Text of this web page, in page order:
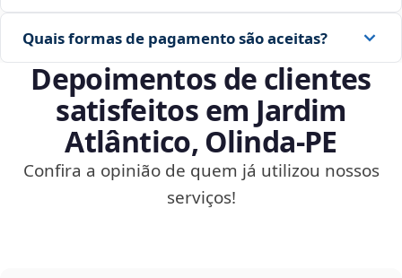
Quais formas de pagamento são aceitas?
Depoimentos de clientes
satisfeitos em Jardim
Atlântico, Olinda‑PE
Confira a opinião de quem já utilizou nossos
serviços!